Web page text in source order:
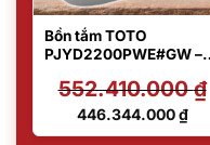
Bồn tắm TOTO
PJYD2200PWE#GW –
552.410.000₫
Giá
446.344.000₫
Giá